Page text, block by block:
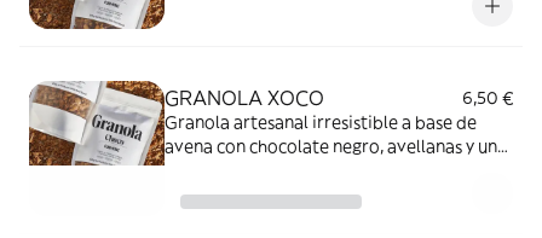
GRANOLA XOCO
6,50 €
Granola artesanal irresistible a base de
avena con chocolate negro, avellanas y un